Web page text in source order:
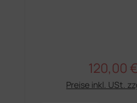
120,00 €
Preise inkl. USt.